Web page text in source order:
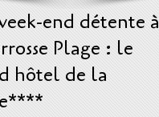
end détente à
Plage : le
hôtel de la